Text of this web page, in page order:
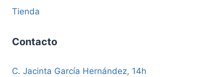
Tienda
Contacto
C. Jacinta García Hernández, 14h